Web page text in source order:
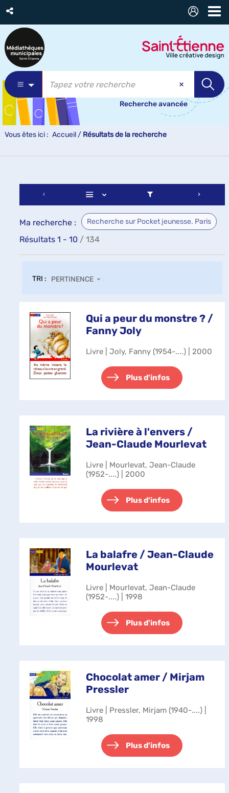
Recherche avancée
Vous êtes ici : Accueil / Résultats de la recherche
Ma recherche : Recherche sur Pocket jeunesse. Paris
Résultats 1 - 10 / 134
TRI : PERTINENCE
Qui a peur du monstre ? /
Fanny Joly
Livre | Joly, Fanny (1954-....) | 2000
Plus d'infos
La rivière à l'envers /
Jean-Claude Mourlevat
Livre | Mourlevat, Jean-Claude
(1952-....) | 2000
Plus d'infos
La balafre / Jean-Claude
Mourlevat
Livre | Mourlevat, Jean-Claude
(1952-....) | 1998
Plus d'infos
Chocolat amer / Mirjam
Pressler
Livre | Pressler, Mirjam (1940-....) |
1998
Plus d'infos